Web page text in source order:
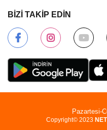
BİZİ TAKİP EDİN
Copyright© 2023
Pazartesi-